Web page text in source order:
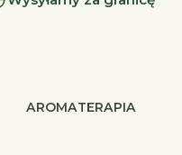
AROMATERAPIA